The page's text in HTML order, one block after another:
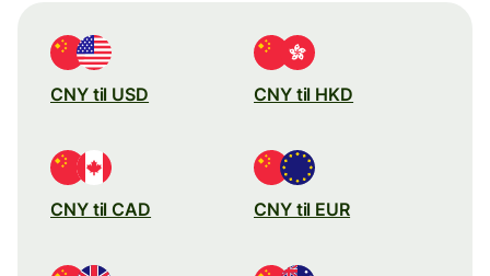
CNY til USD CNY til HKD
CNY til CAD CNY til EUR